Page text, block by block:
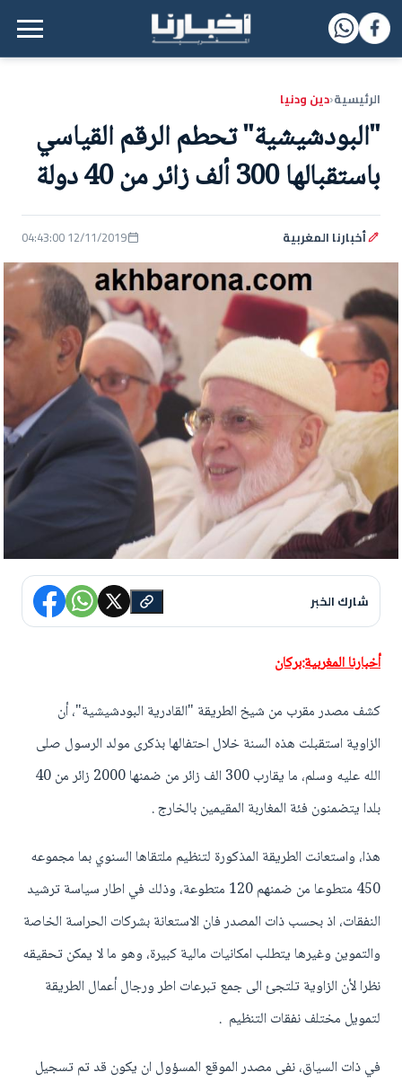
القائمة الرئيسية
الرئيسية‹دين ودنيا
"البودشيشية" تحطم الرقم القياسي
باستقبالها 300 ألف زائر من 40 دولة
أخبارنا المغربية 12/11/2019 04:43:00
شارك الخبر
أخبارنا المغربية:بركان
كشف مصدر مقرب من شيخ الطريقة "القادرية البودشيشية"، أن
الزاوية استقبلت هذه السنة خلال احتفالها بذكرى مولد الرسول صلى
الله عليه وسلم، ما يقارب 300 الف زائر من ضمنها 2000 زائر من 40
بلدا يتضمنون فئة المغاربة المقيمين بالخارج .
هذا، واستعانت الطريقة المذكورة لتنظيم ملتقاها السنوي بما مجموعه
450 متطوعا من ضمنهم 120 متطوعة، وذلك في اطار سياسة ترشيد
النفقات، اذ بحسب ذات المصدر فان الاستعانة بشركات الحراسة الخاصة
والتموين وغيرها يتطلب امكانيات مالية كبيرة، وهو ما لا يمكن تحقيقه
نظرا لأن الزاوية تلتجئ الى جمع تبرعات اطر ورجال أعمال الطريقة
لتمويل مختلف نفقات التنظيم .
في ذات السياق، نفى مصدر الموقع المسؤول ان يكون قد تم تسجيل